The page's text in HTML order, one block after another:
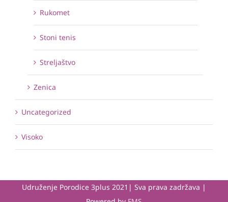
Rukomet
Stoni tenis
Streljaštvo
Zenica
Uncategorized
Visoko
Udruženje Porodice 3plus 2021| Sva prava zadržava |